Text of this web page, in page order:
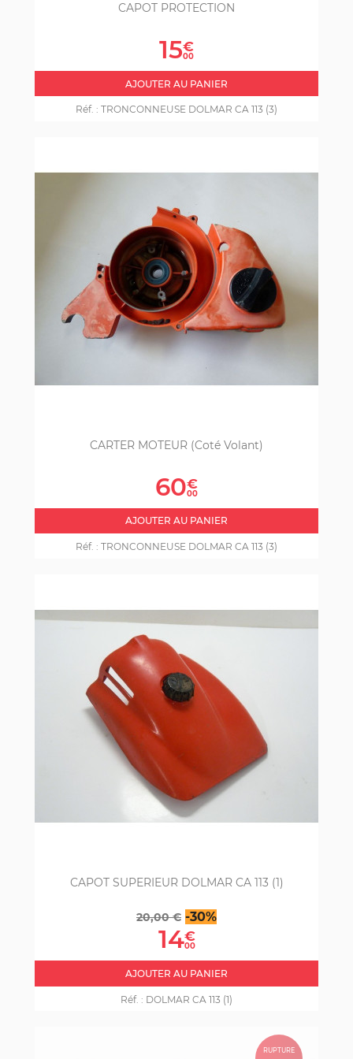
CAPOT PROTECTION
Prix
15€
00
AJOUTER AU PANIER
Réf. : TRONCONNEUSE DOLMAR CA 113 (3)
CARTER MOTEUR (coté Volant)
Prix
60€
00
AJOUTER AU PANIER
Réf. : TRONCONNEUSE DOLMAR CA 113 (3)
CAPOT SUPERIEUR DOLMAR CA 113 (1)
Prix
base
20,00 € -30%Prix
14€
00
AJOUTER AU PANIER
Réf. : DOLMAR CA 113 (1)
RUPTURE